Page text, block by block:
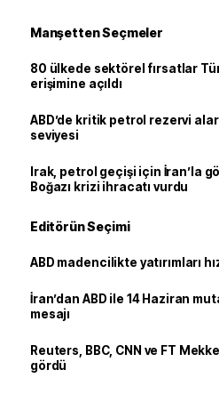
Manşetten Seçmeler
80 ülkede sektörel fırsatlar
erişimine açıldı
ABD’de kritik petrol rezervi
seviyesi
Irak, petrol geçişi için İran’la
Boğazı krizi ihracatı vurdu
Editörün Seçimi
ABD madencilikte yatırımları
İran’dan ABD ile 14 Haziran
mesajı
Reuters, BBC, CNN ve FT
gördü